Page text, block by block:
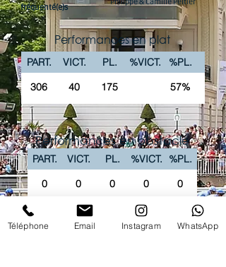
fréquenté(e)s
Performances en plat
PART. VICT. PL. %VICT.
%PL.
306
40 175 57%
Performances en obstacle
PART. VICT. PL. %VICT.
%PL.
0
0 0 0 0
La chaîne Youtube du Club vous propose
'intégralité des courses PREMIUM en replay !
Téléphone Email Instagram WhatsApp